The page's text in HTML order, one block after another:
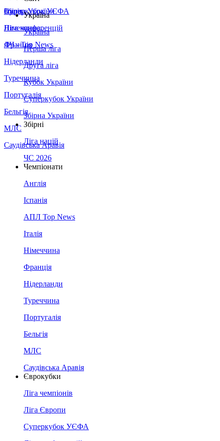
Збірна України
Італія
Німеччина
Франція
Нідерланди
Туреччина
Португалія
Бельгія
МЛС
Саудівська Аравія
Суперкубок УЄФА
Ліга конференцій
ЛЧ - Top News
Україна
Україна
Перша ліга
Друга ліга
Кубок України
Суперкубок України
Збірна України
Збірні
Ліга націй
ЧС 2026
Чемпіонати
Англія
Іспанія
АПЛ Top News
Італія
Німеччина
Франція
Нідерланди
Туреччина
Португалія
Бельгія
МЛС
Саудівська Аравія
Єврокубки
Ліга чемпіонів
Ліга Європи
Суперкубок УЄФА